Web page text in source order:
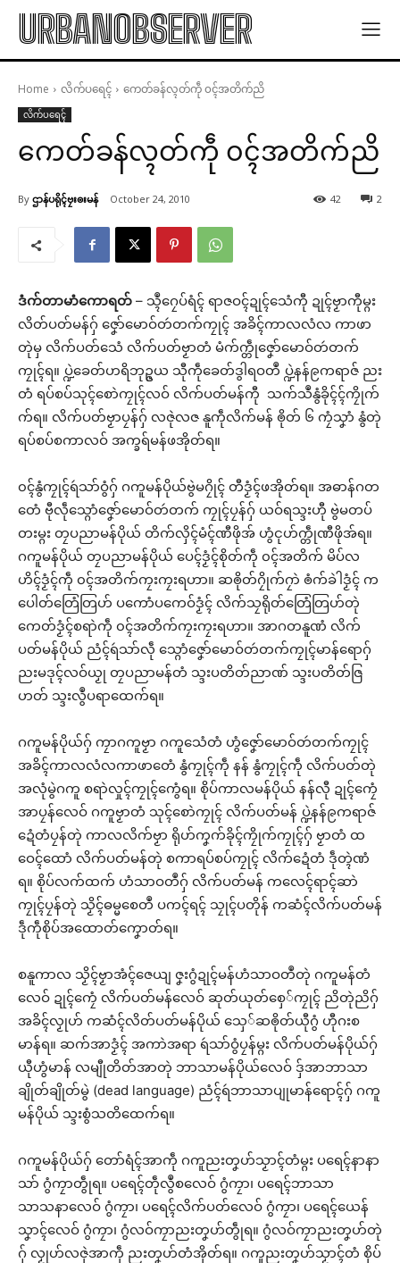
URBANOBSERVER
Home လိက်ပရေၚ် ကေတ်ခန်လ္ၚတ်ကဵု ၀ၚ်အတိက်ညိ
လိက်ပရေၚ်
ကေတ်ခန်လ္ၚတ်ကဵု ၀ၚ်အတိက်ညိ
By ဌာန်ပရိုၚ်ဗၠးၜးမန် October 24, 2010 2
42
ဒံက်တာမာံကောရတ် – သ္ၚဳဂၠေပ်ရံၚ် ရာဇဝၚ်ဍုၚ်သေံကီု ဍုၚ်ဗၟာကီုမ္ဂး
လိတ်ပတ်မန်ဂှ် ဇၞော်မောဝ်တဴတက်ကၠုၚ် အခိၚ်ကာလလံလ ကာဖာ
တုဲမှ လိက်ပတ်သေံ လိက်ပတ်ဗၟာတံ မံက်က္တဵုဇၞော်မောဝ်တဴတက်
ကၠုၚ်ရ။ ပ္ဍဲခေတ်ဟရိဘုဥ္ဇယ သီုကဵုခေတ်ဒွါရဝတဳ ပ္ဍဲနန်၉ကရာဇ် ညး
တံ ရပ်စပ်သုၚ်စောဲကၠုၚ်လဝ် လိက်ပတ်မန်ကီု သက်သဳနွံခိုၚ်ၚ်ကၠိုက်
က်ရ။ လိက်ပတ်ဗၟာပၠန်ဂှ် လဇုဲလဇ နူကဵုလိက်မန် ၜိုတ် ၆ ကၠံသၞာံ နွံတုဲ
ရပ်စပ်စကာလဝ် အက္ခရ်မန်ဖအိုတ်ရ။
၀ၚ်နွံကၠုၚ်ရဴသာ်ဝွံဂှ် ဂကူမန်ပိုယ်ဗွဲမဂၠိုၚ် တီဒၟံၚ်ဖအိုတ်ရ။ အဓာန်ဂတ
တေံ ဗီုလဵုသ္ဂောံဇၞော်မောဝ်တဴတက် ကၠုၚ်ပၠန်ဂှ် ယဝ်ရသ္ဒးဟီု ဗွဲမတပ်
တးမ္ဂး တၠပညာမန်ပိုယ် တိက်လှိၚ်မံၚ်ဏီဖိုအ် ဟွံၚုဟ်က္တဵုဏီဖိုအ်ရ။
ဂကူမန်ပိုယ် တၠပညာမန်ပိုယ် ပေၚ်ဒၟံၚ်စိုတ်ကဵု ၀ၚ်အတိက် မိပ်လ
ဟိၚ်ဒၟံၚ်ကဵု ၀ၚ်အတိက်ကၠးကၠးရဟာ။ ဆၜိုတ်ဂၠိုက်ဂၠာဲ ၜံက်ခဲါဒၟံၚ် က
ပေါတ်တြေံတြဟ် ပကောံပကေဝ်ဒၟံၚ် လိက်သၠရိုတ်တြေံတြဟ်တုဲ
ကေတ်ဒၟံၚ်စရာဲကဵု ၀ၚ်အတိက်ကၠးကၠးရဟာ။ အာဂတနူဏံ လိက်
ပတ်မန်ပိုယ် ညံၚ်ရဴသာ်လဵု သ္ဂောံဇၞော်မောဝ်တဴတက်ကၠုၚ်မာန်ရောဂှ်
ညးမဒုၚ်လဝ်ယၟု တၠပညာမန်တံ သ္ဒးပတိတ်ညာဏ် သ္ဒးပတိတ်ဇြ
ဟတ် သ္ဒးလွဳပရာထေက်ရ။
ဂကူမန်ပိုယ်ဂှ် ကၠာဂကူဗၟာ ဂကူသေံတံ ဟွံဇၞော်မောဝ်တဴတက်ကၠုၚ်
အခိၚ်ကာလလံလကာဖာတေံ နွံကၠုၚ်ကဵု နန် နွံကၠုၚ်ကဵု လိက်ပတ်တုဲ
အလုံမွဲဂကူ စရာဲလှုၚ်ကၠုၚ်ကွေံရ။ စိုပ်ကာလမန်ပိုယ် နန်လီု ဍုၚ်ကၠေံ
အာပၠန်လေဝ် ဂကူဗၟာတံ သုၚ်စောဲကၠုၚ် လိက်ပတ်မန် ပ္ဍဲနန်၉ကရာဇ်
ဍေံတံပၠန်တုဲ ကာလလိက်ဗၟာ ရိုဟ်ကၞက်ခိုၚ်ကၠိုက်ကၠုၚ်ဂှ် ဗၟာတံ ထ
ဝေၚ်ထောံ လိက်ပတ်မန်တုဲ စကာရပ်စပ်ကၠုၚ် လိက်ဍေံတံ ဒဵုတ္ၚဲဏံ
ရ။ စိုပ်လက်ထက် ဟံသာဝတဳဂှ် လိက်ပတ်မန် ကလေၚ်ရာၚ်ဆာဲ
ကၠုၚ်ပၠန်တုဲ သၟိၚ်ဓမ္မစေတဳ ပကၚ်ရၚ် သၠုၚ်ပတိုန် ကဆံၚ်လိက်ပတ်မန်
ဒဵုကဵုစိုပ်အထောတ်ကၞောတ်ရ။
စနူကာလ သၟိၚ်ဗၟာအံၚ်ဇေယျ ဇၞးဂွံဍုၚ်မန်ဟံသာဝတဳတုဲ ဂကူမန်တံ
လေဝ် ဍုၚ်ကၠေံ လိက်ပတ်မန်လေဝ် ဆုတ်ယုတ်စှေ်ကၠုၚ် ညိတုဲညိဂှ်
အခိၚ်လၟုဟ် ကဆံၚ်လိတ်ပတ်မန်ပိုယ် သှေ်ဆၜိုတ်ယီုဂွံ ဟီုဂးစ
မာန်ရ။ ဆက်အာဒၟံၚ် အကာဲအရာ ရဴသာ်ဝွံပၠန်မ္ဂး လိက်ပတ်မန်ပိုယ်ဂှ်
ယီုဟွံမာန် လမျီုတိတ်အာတုဲ ဘာသာမန်ပိုယ်လေဝ် ဒှ်အာဘာသာ
ချိုတ်ချိုတ်မွဲ (dead language) ညံၚ်ရဴဘာသာပျုမာန်ရောၚ်ဂှ် ဂကူ
မန်ပိုယ် သ္ဒးစွံသတိထေက်ရ။
ဂကူမန်ပိုယ်ဂှ် တော်ရံၚ်အာကဵု ဂကူညးတၞဟ်သၟာၚ်တံမ္ဂး ပရေၚ်နာနာ
သာ် ဂွံကၠာတွဵုရ။ ပရေၚ်တဵုလွဳစလေဝ် ဂွံကၠာ၊ ပရေၚ်ဘာသာ
သာသနာလေဝ် ဂွံကၠာ၊ ပရေၚ်လိက်ပတ်လေဝ် ဂွံကၠာ၊ ပရေၚ်ယေန်
သၞာၚ်လေဝ် ဂွံကၠာ၊ ဂွံလဝ်ကၠာညးတၞဟ်တွဵုရ။ ဂွံလဝ်ကၠာညးတၞဟ်တုဲ
ဂှ် လၟုဟ်လဇုဲအာကဵု ညးတၞဟ်တံအိုတ်ရ။ ဂကူညးတၞဟ်သၟာၚ်တံ စိုပ်